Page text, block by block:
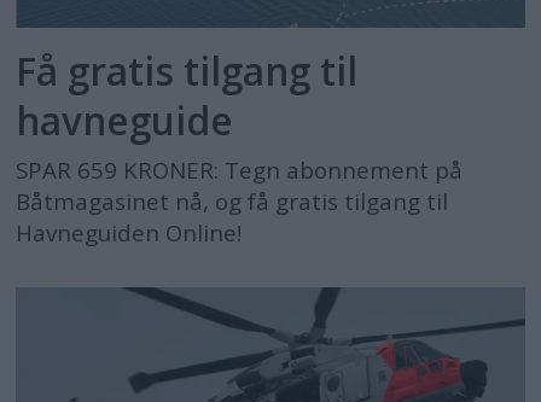
Få gratis tilgang til
havneguide
SPAR 659 KRONER: Tegn abonnement på
Båtmagasinet nå, og få gratis tilgang til
Havneguiden Online!